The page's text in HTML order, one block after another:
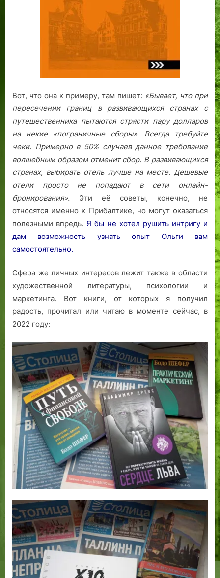
Вот, что она к примеру, там пишет: «Бывает, что при
пересечении границ в развивающихся странах с
путешественника пытаются стрясти пару долларов
на некие «пограничные сборы». Всегда требуйте
чеки. Примерно в 50% случаев данное требование
волшебным образом отменит сбор. В развивающихся
странах, выбирать отель лучше на месте. Дешевые
отели просто не попадают в сети онлайн-
бронирования». Эти её советы, конечно, не
относятся именно к Прибалтике, но могут оказаться
полезными впредь. Я бы не хотел рушить интригу и
дам возможность узнать опыт Ольги вам
самостоятельно.
Сфера же личных интересов лежит также в области
художественной литературы, психологии и
маркетинга. Вот книги, от которых я получил
радость, прочитал или читаю в моменте сейчас, в
2022 году: